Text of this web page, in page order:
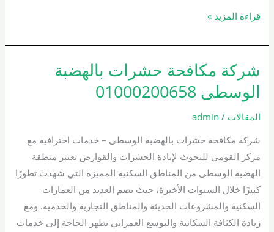
قراءة المزيد »
شركة مكافحة حشرات بالهضبة
الوسطى 01000200658
المقالات /
admin
شركة مكافحة حشرات بالهضبة الوسطى – خدمات احترافية مع
مركز القومي للبحوث لإبادة الحشرات والقوارض تعتبر منطقة
الهضبة الوسطى من المناطق السكنية المميزة التي شهدت تطورًا
كبيرًا خلال السنوات الأخيرة، حيث تضم العديد من العمارات
السكنية والمشروعات الحديثة والمناطق التجارية والخدمية. ومع
زيادة الكثافة السكانية والتوسع العمراني تظهر الحاجة إلى خدمات
شركة
مكافحة
حشرات
بالهضبة
01000200658